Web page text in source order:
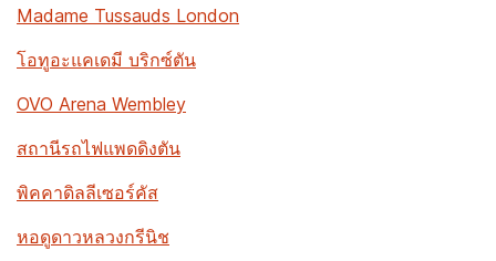
Madame Tussauds London
โอทูอะแคเดมี บริกซ์ตัน
OVO Arena Wembley
สถานีรถไฟแพดดิงตัน
พิคคาดิลลีเซอร์คัส
หอดูดาวหลวงกรีนิช